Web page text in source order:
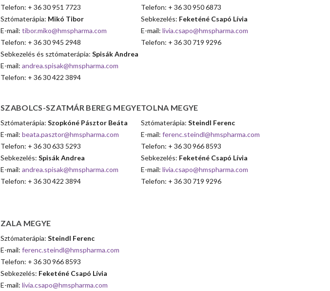
Telefon: + 36 30 951 7723
Sztómaterápia: Mikó Tibor
E-mail: tibor.miko@hmspharma.com
Telefon: + 36 30 945 2948
Sebkezelés és sztómaterápia: Spisák Andrea
E-mail: andrea.spisak@hmspharma.com
Telefon: + 36 30 422 3894
Telefon: + 36 30 950 6873
Sebkezelés: Feketéné Csapó Lívia
E-mail: livia.csapo@hmspharma.com
Telefon: + 36 30 719 9296
SZABOLCS-SZATMÁR BEREG MEGYE
Sztómaterápia: Szopkóné Pásztor Beáta
E-mail: beata.pasztor@hmspharma.com
Telefon: + 36 30 633 5293
Sebkezelés: Spisák Andrea
E-mail: andrea.spisak@hmspharma.com
Telefon: + 36 30 422 3894
TOLNA MEGYE
Sztómaterápia: Steindl Ferenc
E-mail: ferenc.steindl@hmspharma.com
Telefon: + 36 30 966 8593
Sebkezelés: Feketéné Csapó Lívia
E-mail: livia.csapo@hmspharma.com
Telefon: + 36 30 719 9296
ZALA MEGYE
Sztómaterápia: Steindl Ferenc
E-mail: ferenc.steindl@hmspharma.com
Telefon: + 36 30 966 8593
Sebkezelés: Feketéné Csapó Lívia
E-mail: livia.csapo@hmspharma.com